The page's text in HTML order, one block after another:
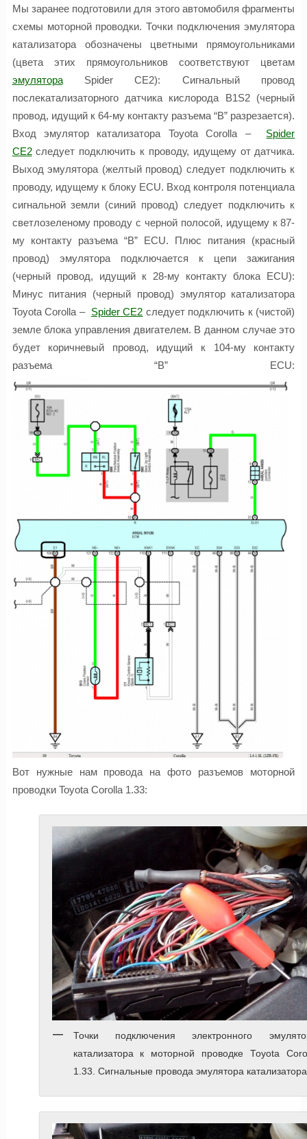
Мы заранее подготовили для этого автомобиля фрагменты
схемы моторной проводки. Точки подключения эмулятора
катализатора обозначены цветными прямоугольниками
(цвета этих прямоугольников соответствуют цветам
эмулятораSpider CE2): Сигнальный провод
послекатализаторного датчика кислорода B1S2 (черный
провод, идущий к 64-му контакту разъема “B” разрезается).
Вход эмулятор катализатора Toyota Corolla – Spider
CE2следует подключить к проводу, идущему от датчика.
Выход эмулятора (желтый провод) следует подключить к
проводу, идущему к блоку ECU. Вход контроля потенциала
сигнальной земли (синий провод) следует подключить к
светлозеленому проводу с черной полосой, идущему к 87-
му контакту разъема “B” ECU. Плюс питания (красный
провод) эмулятора подключается к цепи зажигания
(черный провод, идущий к 28-му контакту блока ECU):
Минус питания (черный провод) эмулятор катализатора
Toyota Corolla – Spider CE2 следует подключить к (чистой)
земле блока управления двигателем. В данном случае это
будет коричневый провод, идущий к 104-му контакту
разъема “B” ECU:
Вот нужные нам провода на фото разъемов моторной
проводки Toyota Corolla 1.33:
Точки подключения электронного
катализатора к моторной проводке Toyota
1.33. Сигнальные провода эмулятора катализатора